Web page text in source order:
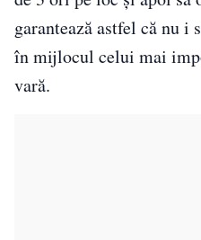
garantează astfel că nu i
în mijlocul celui mai
vară.